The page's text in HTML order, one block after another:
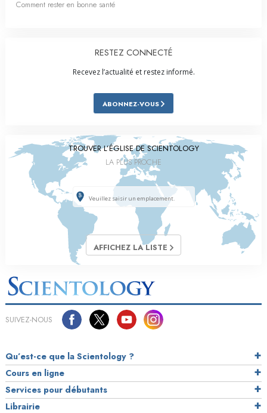
Comment rester en bonne santé
RESTEZ CONNECTÉ
Recevez l’actualité et restez informé.
ABONNEZ-VOUS
TROUVER L’ÉGLISE DE SCIENTOLOGY
LA PLUS PROCHE
AFFICHEZ LA LISTE
SUIVEZ-NOUS
Qu’est-ce que la Scientology ?
Cours en ligne
Services pour débutants
Librairie